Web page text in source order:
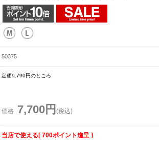
50375
定価9,790円のところ
価格 7,700円 (税込)
当店で使える[ 700ポイント進呈 ]